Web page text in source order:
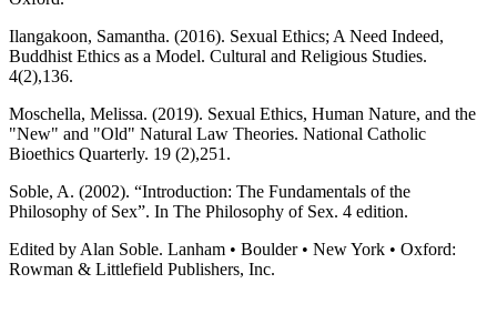
Ilangakoon, Samantha. (2016). Sexual Ethics; A Need Indeed,
Buddhist Ethics as a Model. Cultural and Religious Studies.
4(2),136.
Moschella, Melissa. (2019). Sexual Ethics, Human Nature, and the
"New" and "Old" Natural Law Theories. National Catholic
Bioethics Quarterly. 19 (2),251.
Soble, A. (2002). “Introduction: The Fundamentals of the
Philosophy of Sex”. In The Philosophy of Sex. 4 edition.
Edited by Alan Soble. Lanham • Boulder • New York • Oxford:
Rowman & Littlefield Publishers, Inc.